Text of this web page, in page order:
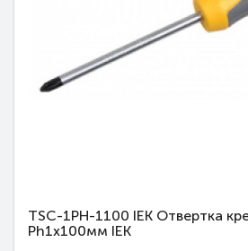
TSC-1PH-1100 IEK Отвертка
Ph1х100мм IEK